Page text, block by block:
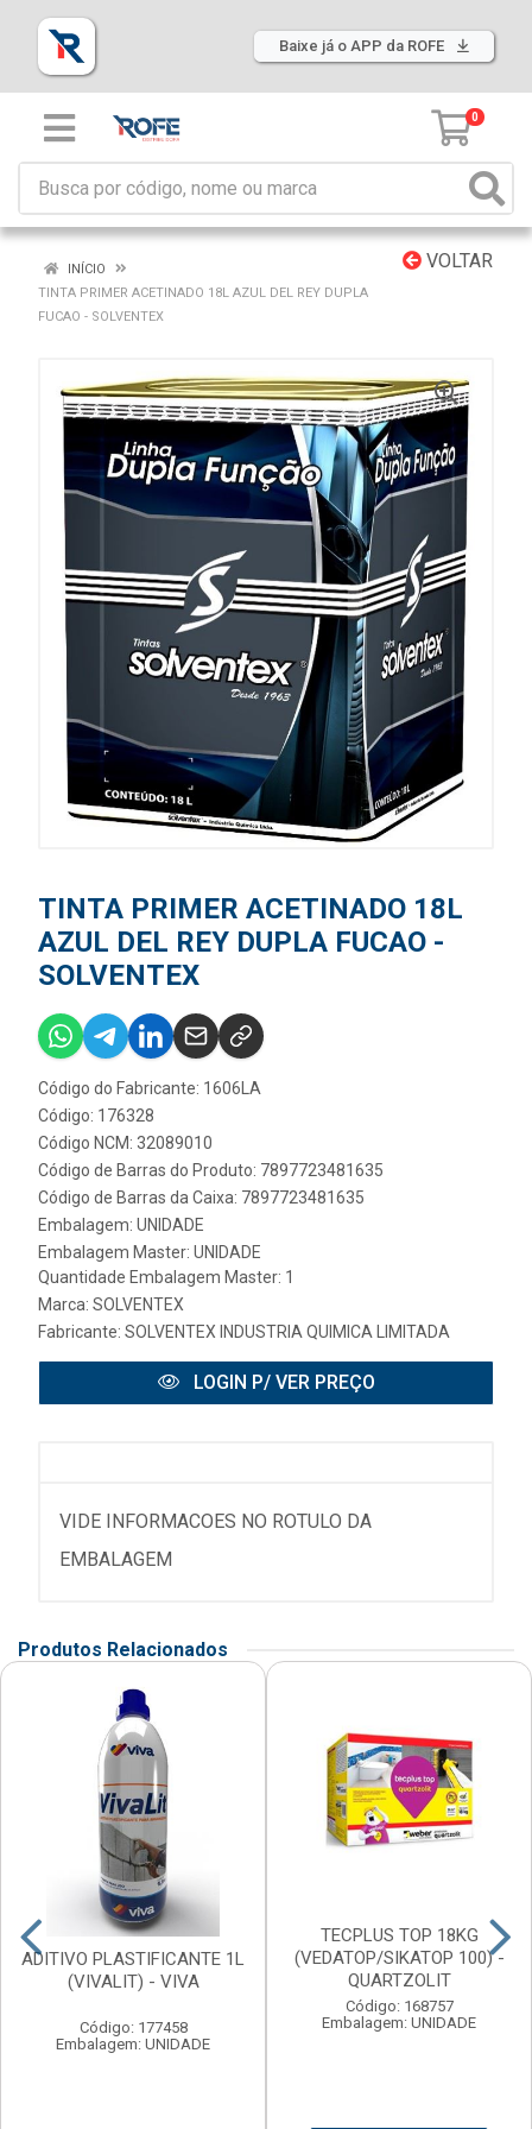
Baixe já o APP da ROFE
0
VOLTAR
INÍCIO
TINTA PRIMER ACETINADO 18L AZUL DEL REY DUPLA
FUCAO - SOLVENTEX
TINTA PRIMER ACETINADO 18L
AZUL DEL REY DUPLA FUCAO -
SOLVENTEX
Código do Fabricante: 1606LA
Código: 176328
Código NCM: 32089010
Código de Barras do Produto: 7897723481635
Código de Barras da Caixa: 7897723481635
Embalagem: UNIDADE
Embalagem Master: UNIDADE
Quantidade Embalagem Master: 1
Marca: SOLVENTEX
Fabricante: SOLVENTEX INDUSTRIA QUIMICA LIMITADA
LOGIN P/ VER PREÇO
VIDE INFORMACOES NO ROTULO DA
EMBALAGEM
Produtos Relacionados
ADITIVO PLASTIFICANTE 1L
(VIVALIT) - VIVA
Código: 177458
Embalagem: UNIDADE
TECPLUS TOP 18KG
(VEDATOP/SIKATOP 100) -
QUARTZOLIT
Código: 168757
Embalagem: UNIDADE